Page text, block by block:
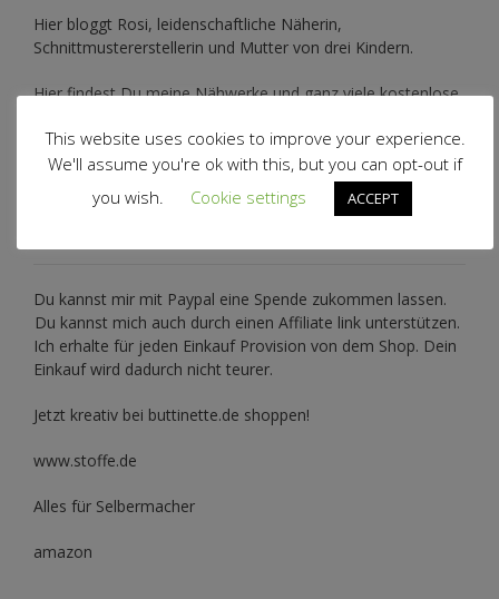
Hier bloggt Rosi, leidenschaftliche Näherin,
Schnittmustererstellerin und Mutter von drei Kindern.
Hier findest Du meine Nähwerke und ganz viele kostenlose
Du kannst mir mit Paypal eine Spende zukommen lassen.
Du kannst mich auch durch einen Affiliate link unterstützen.
Ich erhalte für jeden Einkauf Provision von dem Shop. Dein
Einkauf wird dadurch nicht teurer.
Jetzt kreativ bei buttinette.de shoppen!
www.stoffe.de
Alles für Selbermacher
amazon
This website uses cookies to improve your experience.
We'll assume you're ok with this, but you can opt-out if
you wish.
Cookie settings ACCEPT